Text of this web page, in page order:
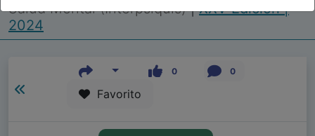
Salud Mental (Interpsiquis)|XXV Edición |
2024
0 0
Favorito